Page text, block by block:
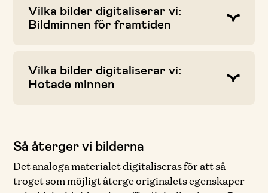
Vilka bilder digitaliserar vi:
Bildminnen för framtiden
Vilka bilder digitaliserar vi:
Hotade minnen
Så återger vi bilderna
Det analoga materialet digitaliseras för att så
troget som möjligt återge originalets egenskaper